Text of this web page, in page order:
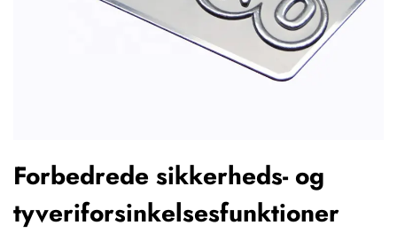
Forbedrede sikkerheds- og
tyveriforsinkelsesfunktioner